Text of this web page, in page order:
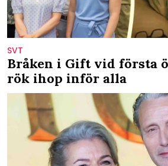
SVT
Bråken i Gift vid första
rök ihop inför alla